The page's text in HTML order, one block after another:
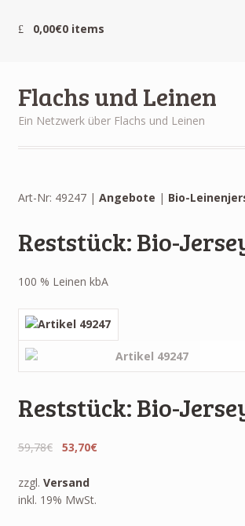
0,00€0 items
Flachs und Leinen
Ein Netzwerk über Flachs und Leinen
Art-Nr: 49247 | Angebote | Bio-
Reststück: Bio-
100 % Leinen kbA
Reststück: Bio-
59,78€ 53,70€
zzgl. Versand
inkl. 19% MwSt.